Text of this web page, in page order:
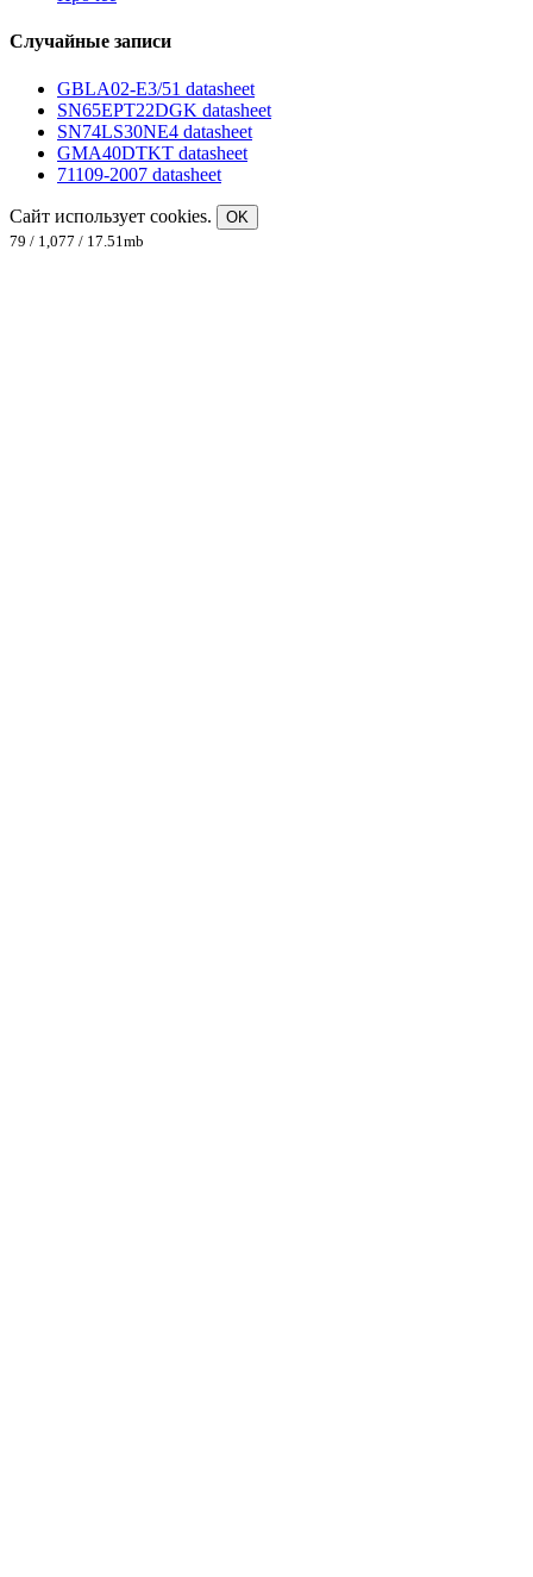
Случайные записи
GBLA02-E3/51 datasheet
SN65EPT22DGK datasheet
SN74LS30NE4 datasheet
GMA40DTKT datasheet
71109-2007 datasheet
Сайт использует cookies.
OK
79 / 1,077 / 17.51mb